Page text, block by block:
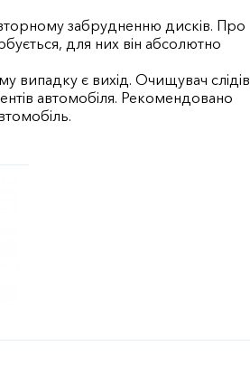
забрудненню дисків. Про
для них він абсолютно
випадку є вихід. Очищувач слідів
автомобіля. Рекомендовано